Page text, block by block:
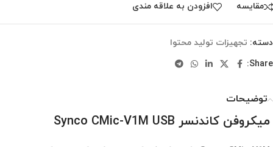
مقایسه افزودن به علاقه مندی
دسته: تجهیزات تولید محتوا
Share:
توضیحات
میکروفن کاندنسر Synco CMic-V1M USB